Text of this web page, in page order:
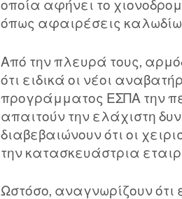
οποία αφήνει το
όπως αφαιρέσεις
Από την πλευρά τους,
ότι ειδικά οι νέοι
προγράμματος ΕΣΠΑ την
απαιτούν την ελάχιστη
διαβεβαιώνουν ότι οι
την κατασκευάστρια
Ωστόσο, αναγνωρίζουν